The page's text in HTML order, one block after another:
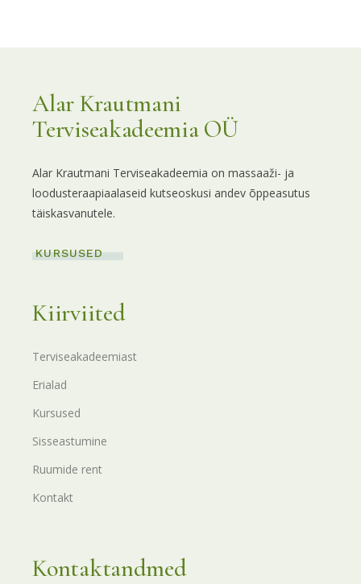
Alar Krautmani
Terviseakadeemia OÜ
Alar Krautmani Terviseakadeemia on massaaži- ja
loodusteraapiaalaseid kutseoskusi andev õppeasutus
täiskasvanutele.
KURSUSED
Kiirviited
Terviseakadeemiast
Erialad
Kursused
Sisseastumine
Ruumide rent
Kontakt
Kontaktandmed